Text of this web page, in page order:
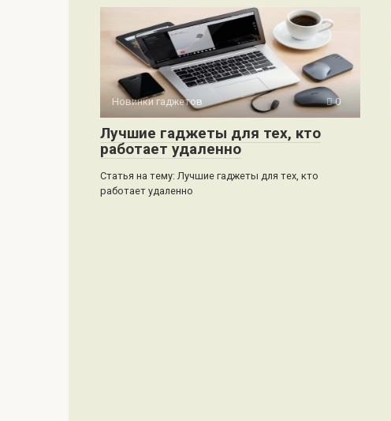
Новинки гаджетов 0
Лучшие гаджеты для тех, кто
работает удаленно
Статья на тему: Лучшие гаджеты для тех, кто
работает удаленно